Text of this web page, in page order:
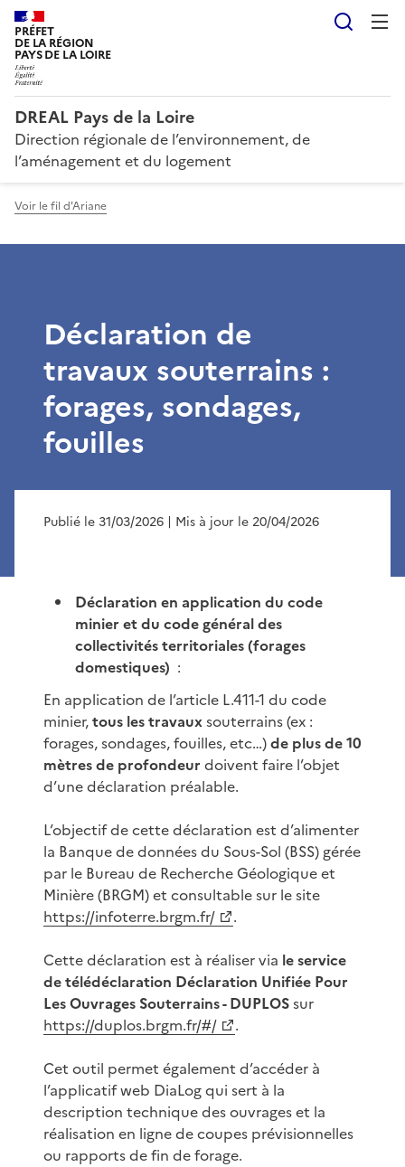
PRÉFET
DE LA RÉGION
PAYS DE LA LOIRE
DREAL Pays de la Loire
Direction régionale de l’environnement, de
l’aménagement et du logement
Voir le fil d'Ariane
Déclaration de
travaux souterrains :
forages, sondages,
fouilles
Publié le 31/03/2026 | Mis à jour le 20/04/2026
Déclaration en application du code
minier et du code général des
collectivités territoriales (forages
domestiques) :
En application de l’article L.411-1 du code
minier,tous les travauxsouterrains (ex :
forages, sondages, fouilles, etc…)de plus de 10
mètres de profondeur doivent faire l’objet
d’une déclaration préalable.
L’objectif de cette déclaration est d’alimenter
la Banque de données du Sous-Sol (BSS) gérée
par le Bureau de Recherche Géologique et
Minière (BRGM) et consultable sur le site
https://infoterre.brgm.fr/
.
Cette déclaration est à réaliser via le service
de télédéclaration Déclaration Unifiée Pour
Les Ouvrages Souterrains - DUPLOSsur
https://duplos.brgm.fr/#/
.
Cet outil permet également d’accéder à
l’applicatif web DiaLog qui sert à la
description technique des ouvrages et la
réalisation en ligne de coupes prévisionnelles
ou rapports de fin de forage.